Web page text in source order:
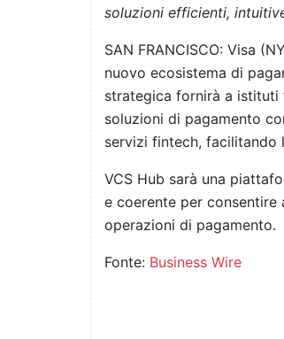
soluzioni efficienti,
SAN FRANCISCO: Visa
nuovo ecosistema di
strategica fornirà a istituti
soluzioni di pagamento
servizi fintech, facilitando
VCS Hub sarà una
e coerente per
operazioni di pagamento.
Fonte: Business Wire